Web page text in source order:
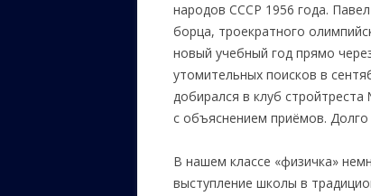
народов СССР 1956 года.
борца, троекратного
новый учебный год прямо
утомительных поисков в
добирался в клуб
с объяснением приёмов.
В нашем классе «физичка»
выступление школы в